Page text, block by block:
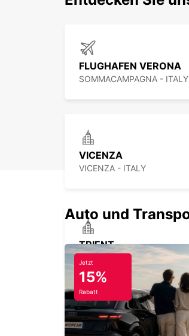
FLUGHAFEN VERONA
SOMMACAMPAGNA - ITALY
VICENZA
VICENZA - ITALY
TRIENT
TRENTO - ITALY
Auto und
Jetzt
15%
Rabatt